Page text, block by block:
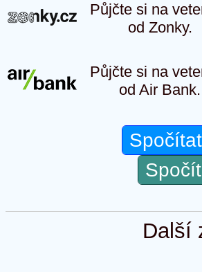
Půjčte si na
od Zonky.
Půjčte si na
od Air Bank.
Další